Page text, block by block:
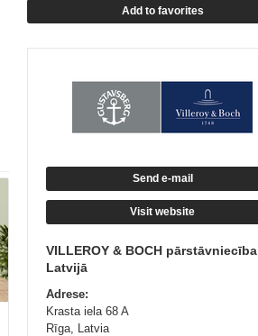
Add to favorites
Send e-mail
Visit website
VILLEROY & BOCH pārstāvniecība
Latvijā
Adrese:
Krasta iela 68 A
Rīga, Latvia